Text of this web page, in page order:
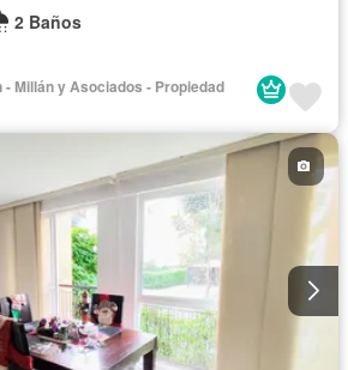
2 Baños
- Millán y Asociados - Propiedad